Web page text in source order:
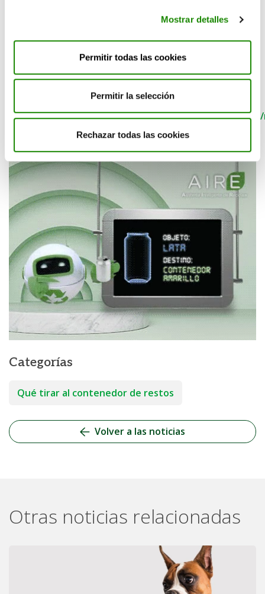
Mostrar detalles
Permitir todas las cookies
Permitir la selección
Rechazar todas las cookies
https://www.lainformacion.com/medio-
ambiente/china-penaliza-a-las-fabricas-de-
palillos-desechables_Y6hvg7Tt0kU1qsXkaTsHI5/
kirei/todo-lo-que-debes-saber-sobre-los-palillos
http://elmundodelreciclaje.blogspot.com/2016/
palillos-chinos.html
Categorías
Qué tirar al contenedor de restos
Volver a las noticias
Otras noticias relacionadas